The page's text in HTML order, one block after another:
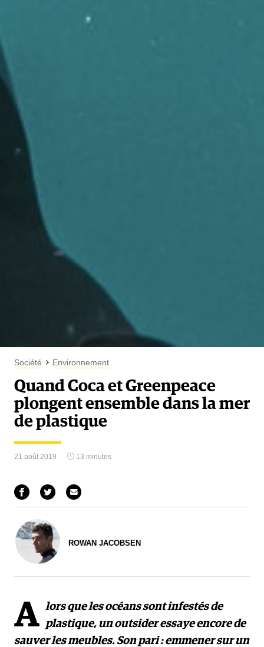
Société Environnement
Quand Coca et Greenpeace
plongent ensemble dans la mer
de plastique
21 août 2019 13 minutes
ROWAN JACOBSEN
A lors que les océans sont infestés de
plastique, un outsider essaye encore de
sauver les meubles. Son pari : emmener sur un